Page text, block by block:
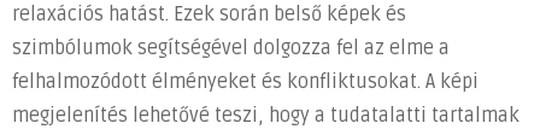
relaxációs hatást. Ezek során belső képek és
szimbólumok segítségével dolgozza fel az elme a
felhalmozódott élményeket és konfliktusokat. A képi
megjelenítés lehetővé teszi, hogy a tudatalatti tartalmak